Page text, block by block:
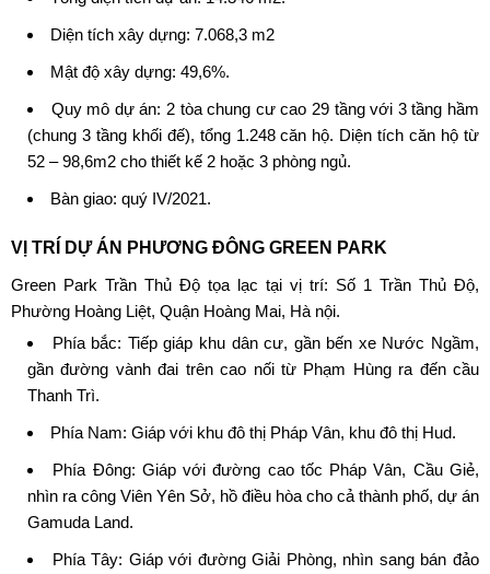
Diện tích xây dựng: 7.068,3 m2
Mật độ xây dựng: 49,6%.
Quy mô dự án: 2 tòa chung cư cao 29 tầng với 3 tầng hầm
(chung 3 tầng khối đế), tổng 1.248 căn hộ. Diện tích căn hộ từ
52 – 98,6m2 cho thiết kế 2 hoặc 3 phòng ngủ.
Bàn giao: quý IV/2021.
VỊ TRÍ DỰ ÁN PHƯƠNG ĐÔNG GREEN PARK
Green Park Trần Thủ Độ tọa lạc tại vị trí: Số 1 Trần Thủ Độ,
Phường Hoàng Liệt, Quận Hoàng Mai, Hà nội.
Phía bắc: Tiếp giáp khu dân cư, gần bến xe Nước Ngầm,
gần đường vành đai trên cao nối từ Phạm Hùng ra đến cầu
Thanh Trì.
Phía Nam: Giáp với khu đô thị Pháp Vân, khu đô thị Hud.
Phía Đông: Giáp với đường cao tốc Pháp Vân, Cầu Giẻ,
nhìn ra công Viên Yên Sở, hồ điều hòa cho cả thành phố, dự án
Gamuda Land.
Phía Tây: Giáp với đường Giải Phòng, nhìn sang bán đảo